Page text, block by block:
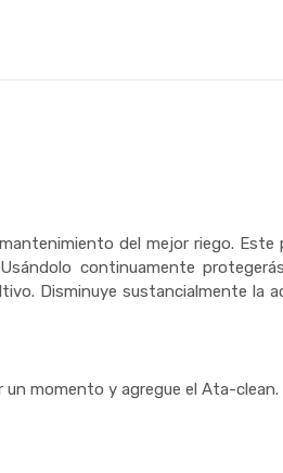
del mejor riego.
continuamente
Disminuye sustancialmente la
un momento y agregue el Ata-clean.